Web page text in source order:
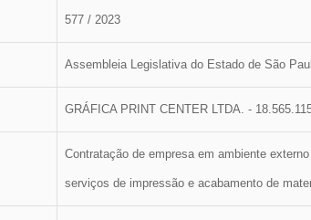
577 / 2023
Assembleia Legislativa do Estado de São
GRÁFICA PRINT CENTER LTDA. -
Contratação de empresa em ambiente
serviços de impressão e acabamento de